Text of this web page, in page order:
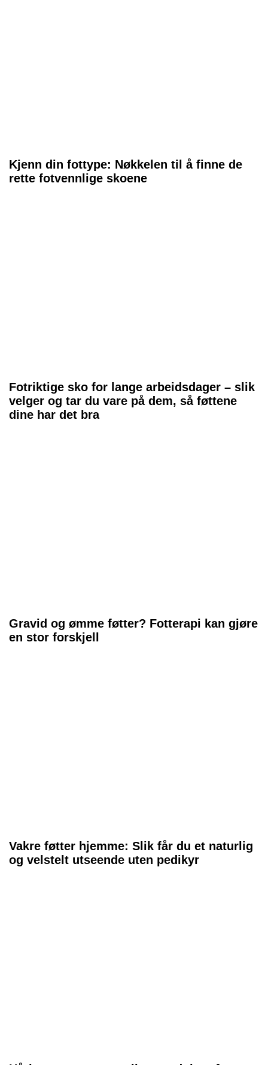
Kjenn din fottype: Nøkkelen til å finne de
rette fotvennlige skoene
Fotriktige sko for lange arbeidsdager – slik
velger og tar du vare på dem, så føttene
dine har det bra
Gravid og ømme føtter? Fotterapi kan gjøre
en stor forskjell
Vakre føtter hjemme: Slik får du et naturlig
og velstelt utseende uten pedikyr